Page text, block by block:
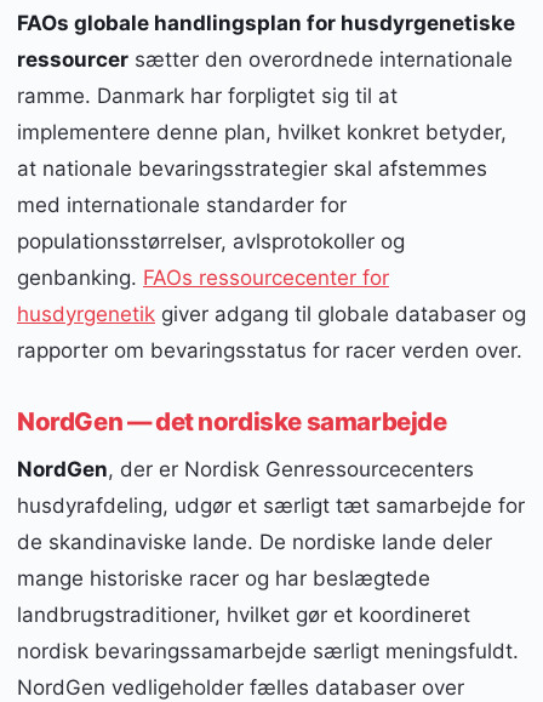
FAOs globale handlingsplan for husdyrgenetiske
ressourcer sætter den overordnede internationale
ramme. Danmark har forpligtet sig til at
implementere denne plan, hvilket konkret betyder,
at nationale bevaringsstrategier skal afstemmes
med internationale standarder for
populationsstørrelser, avlsprotokoller og
genbanking. FAOs ressourcecenter for
husdyrgenetik giver adgang til globale databaser og
rapporter om bevaringsstatus for racer verden over.
NordGen — det nordiske samarbejde
NordGen, der er Nordisk Genressourcecenters
husdyrafdeling, udgør et særligt tæt samarbejde for
de skandinaviske lande. De nordiske lande deler
mange historiske racer og har beslægtede
landbrugstraditioner, hvilket gør et koordineret
nordisk bevaringssamarbejde særligt meningsfuldt.
NordGen vedligeholder fælles databaser over